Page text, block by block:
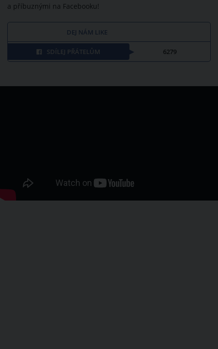
a příbuznými na Facebooku!
DEJ NÁM LIKE
SDÍLEJ PŘÁTELŮM 6279